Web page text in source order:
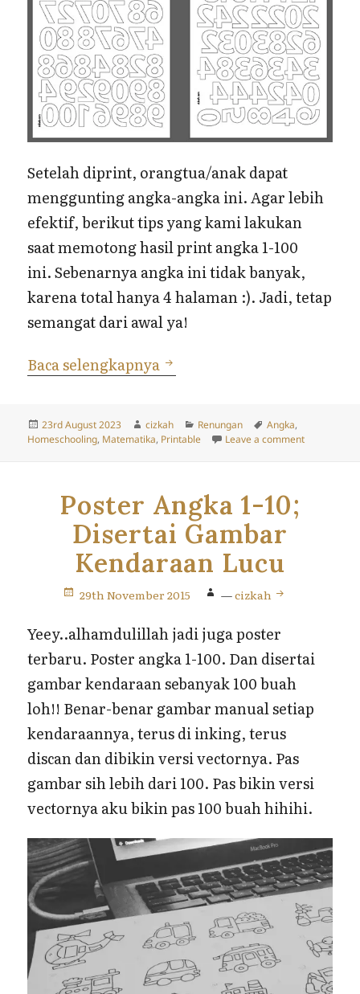
Setelah diprint, orangtua/anak dapat
menggunting angka-angka ini. Agar lebih
efektif, berikut tips yang kami lakukan
saat memotong hasil print angka 1-100
ini. Sebenarnya angka ini tidak banyak,
karena total hanya 4 halaman :). Jadi, tetap
semangat dari awal ya!
Baca selengkapnya Angka 1-100, Outlined
Posted
on
23rd August 2023 Author
cizkah Categories
Renungan Tags
Angka,
Homeschooling, Matematika, Printable Leave a commenton Angka
Poster Angka 1-10;
Disertai Gambar
Kendaraan Lucu
29th November 2015 —cizkah
Yeey..alhamdulillah jadi juga poster
terbaru. Poster angka 1-100. Dan disertai
gambar kendaraan sebanyak 100 buah
loh!! Benar-benar gambar manual setiap
kendaraannya, terus di inking, terus
discan dan dibikin versi vectornya. Pas
gambar sih lebih dari 100. Pas bikin versi
vectornya aku bikin pas 100 buah hihihi.